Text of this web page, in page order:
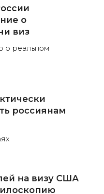
о
виз
о реальном
россиянам
на визу США